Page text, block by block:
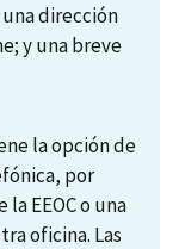
una dirección
y una breve
la opción de
por
EEOC o una
oficina. Las